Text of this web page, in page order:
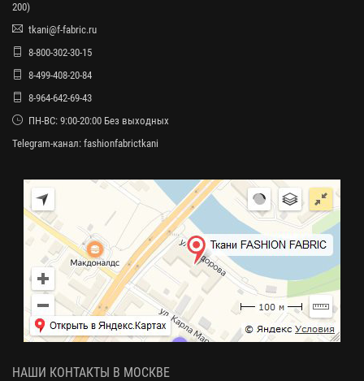
200)
tkani@f-fabric.ru
8-800-302-30-15
8-499-408-20-84
8-964-642-69-43
ПН-ВС: 9:00-20:00 Без выходных
Telegram-канал: fashionfabrictkani
НАШИ КОНТАКТЫ В МОСКВЕ